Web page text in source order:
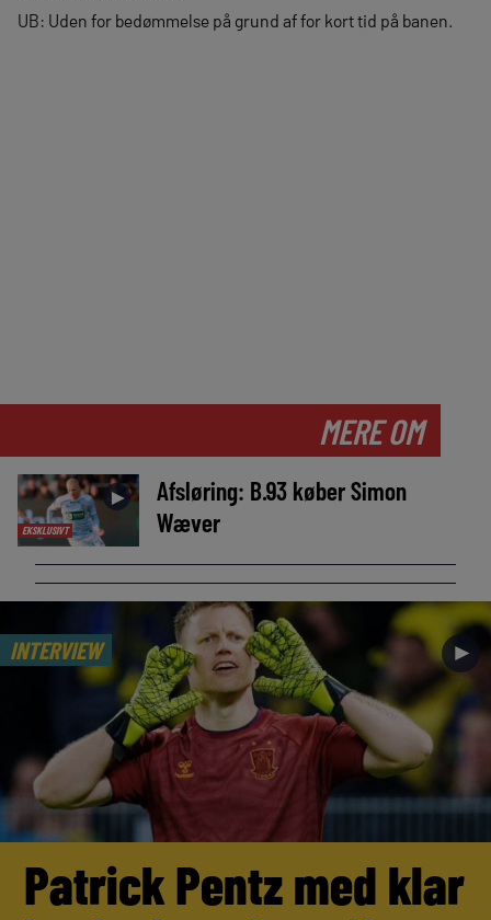
UB: Uden for bedømmelse på grund af for kort tid på banen.
MERE OM
EKSKLUSIVT
►
Afsløring: B.93 køber Simon
Wæver
INTERVIEW ►
Patrick Pentz med klar